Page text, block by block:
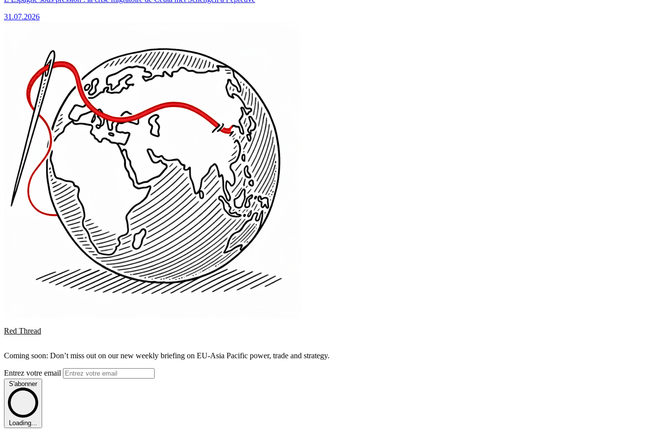
31.07.2026
Red Thread
Coming soon: Don’t miss out on our new weekly briefing on EU-Asia Pacific power, trade and strategy.
Entrez votre email
S'abonner
Loading...